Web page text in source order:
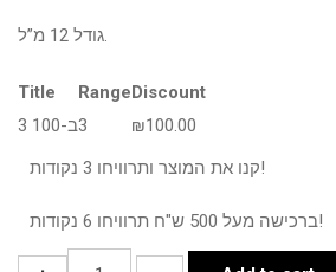
גודל 12 מ”ל.
Title RangeDiscount
3 ב-1003 ₪100.00
קנו את המוצר ותרוויחו 3 נקודות!
ברכישה מעל 500 ש"ח תרוויחו 6 נקודות!
PURE